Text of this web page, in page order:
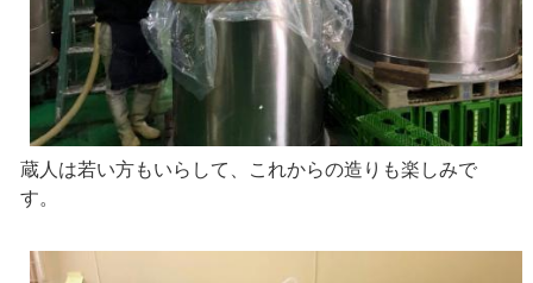
蔵人は若い方もいらして、これからの造りも楽しみで
す。